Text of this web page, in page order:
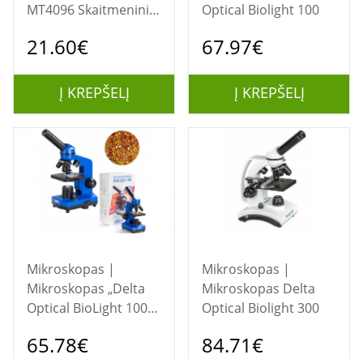
MT4096 Skaitmeninis
21.60€
Į KREPŠELĮ
Optical Biolight 100
67.97€
Į KREPŠELĮ
Mikroskopas |
Mikroskopas „Delta
Optical BioLight 100“
65.78€
Mikroskopas |
Mikroskopas Delta
Optical Biolight 300
84.71€